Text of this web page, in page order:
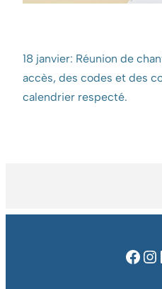
18 janvier: Réunion de
accès, des codes et des
calendrier respecté.